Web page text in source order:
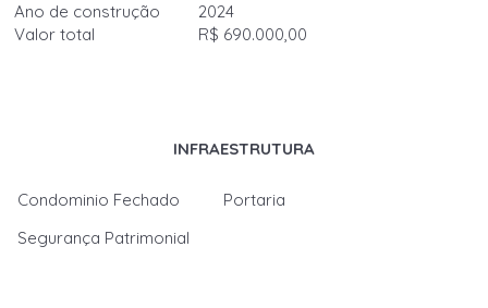
Ano de construção
2024
Valor total
R$ 690.000,00
INFRAESTRUTURA
Condominio Fechado
Portaria
Segurança Patrimonial